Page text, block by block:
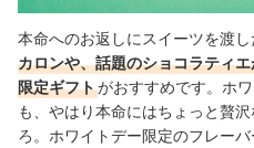
本命へのお返しにスイーツを渡し
カロンや、話題のショコラティ
限定ギフトがおすすめです。ホ
も、やはり本命にはちょっと贅
ろ。ホワイトデー限定のフレー